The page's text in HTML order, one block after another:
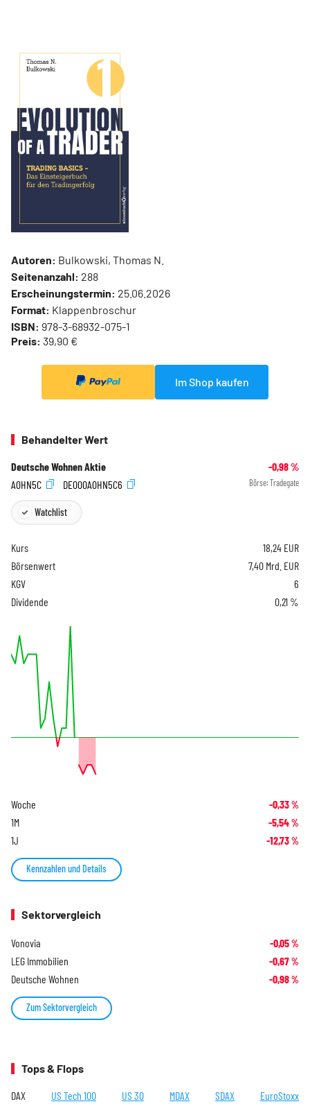
Autoren: Bulkowski, Thomas N.
Seitenanzahl: 288
Erscheinungstermin: 25.06.2026
Format: Klappenbroschur
ISBN: 978-3-68932-075-1
Preis: 39,90 €
Im Shop kaufen
Behandelter Wert
Deutsche Wohnen Aktie -0,98%
A0HN5C
DE000A0HN5C6 Börse: Tradegate
Watchlist
Kurs 18,24 EUR
Börsenwert
7,40 Mrd. EUR
KGV
6
Dividende
0,21 %
Woche -0,33%
1M -5,54%
1J -12,73%
Kennzahlen und Details
Sektorvergleich
Vonovia -0,05%
LEG Immobilien -0,67%
Deutsche Wohnen -0,98%
Zum Sektorvergleich
Tops & Flops
DAX US Tech 100 US 30 MDAX SDAX EuroStoxx